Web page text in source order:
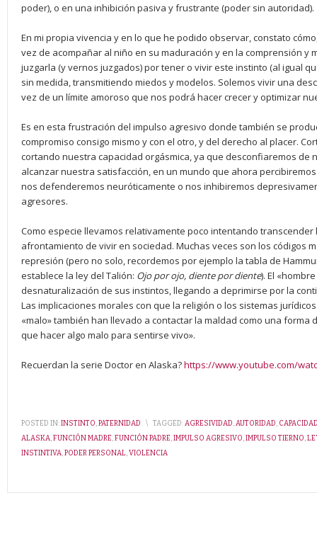
poder), o en una inhibición pasiva y frustrante (poder sin autoridad).
En mi propia vivencia y en lo que he podido observar, constato
vez de acompañar al niño en su maduración y en la comprensión y
juzgarla (y vernos juzgados) por tener o vivir este instinto (al igual
sin medida, transmitiendo miedos y modelos. Solemos vivir una
vez de un límite amoroso que nos podrá hacer crecer y optimizar
Es en esta frustración del impulso agresivo donde también se
compromiso consigo mismo y con el otro, y del derecho al placer.
cortando nuestra capacidad orgásmica, ya que desconfiaremos de
alcanzar nuestra satisfacción, en un mundo que ahora
nos defenderemos neuróticamente o nos inhibiremos
agresores.
Como especie llevamos relativamente poco intentando
afrontamiento de vivir en sociedad. Muchas veces son los códigos
represión (pero no solo, recordemos por ejemplo la tabla de
establece la ley del Talión: Ojo por ojo, diente por diente). El
desnaturalización de sus instintos, llegando a deprimirse por la
Las implicaciones morales con que la religión o los sistemas
«malo» también han llevado a contactar la maldad como una
que hacer algo malo para sentirse vivo».
Recuerdan la serie Doctor en Alaska?https://www.youtube.com/
POSTED IN:INSTINTO,PATERNIDAD \ TAGGED:AGRESIVIDAD,AUTORIDAD,
ALASKA,FUNCIÓN MADRE,FUNCIÓN PADRE,IMPULSO AGRESIVO,IMPULSO TIERNO,
INSTINTIVA,PODER PERSONAL,VIOLENCIA